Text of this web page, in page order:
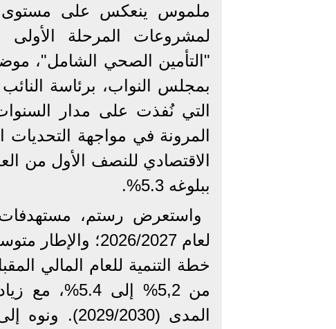
ملموس ينعكس على مستوى
لمشروعات المرحلة
"التأمين الصحي الشامل"،
بمجلس النواب، برئاسة
التي نُفذت على مدار
المرونة في مواجهة التحديات
الاقتصادي للنصف الأول من
ببلوغه 5.3%.
واستعرض رستم، مستهدفات
خطة التنمية للعام المالي
المدى (2029/